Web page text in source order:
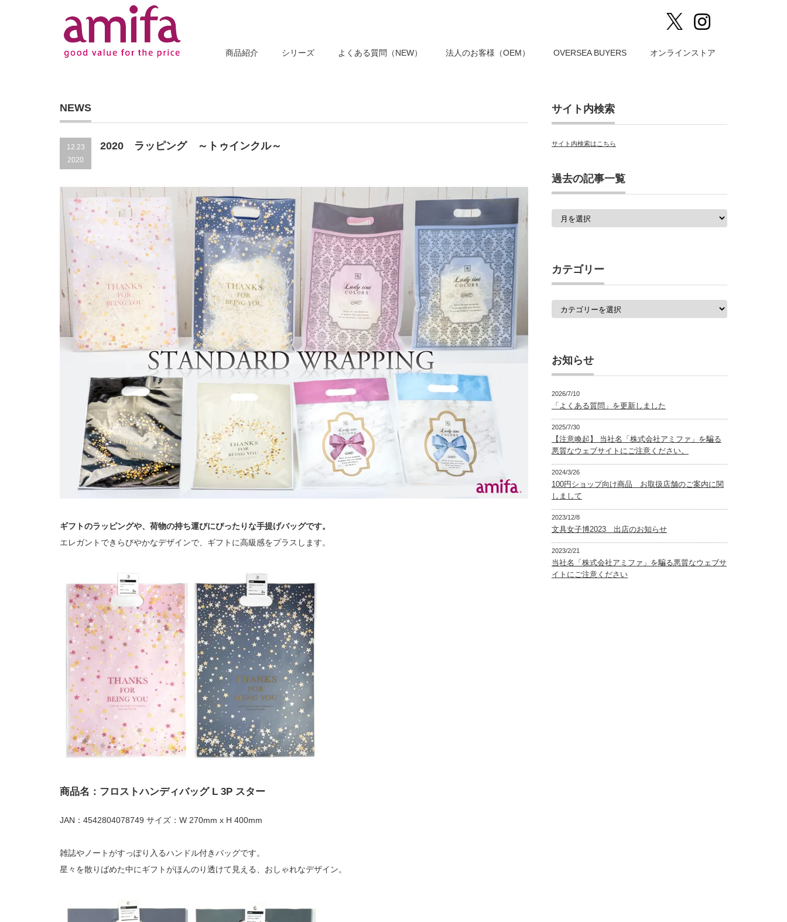
商品紹介 シリーズ よくある質問（NEW） 法人のお客様（OEM） OVERSEA BUYERS オンラインストア
NEWS
12.23
2020
2020 ラッピング ～トゥインクル～
ギフトのラッピングや、荷物の持ち運びにぴったりな手提げバッグです。
エレガントできらびやかなデザインで、ギフトに高級感をプラスします。
商品名：フロストハンディバッグ L 3P スター
JAN：4542804078749 サイズ：W 270mm x H 400mm
雑誌やノートがすっぽり入るハンドル付きバッグです。
星々を散りばめた中にギフトがほんのり透けて見える、おしゃれなデザイン。
サイト内検索
サイト内検索はこちら
過去の記事一覧
過
覧
カテゴリー
カ
お知らせ
2026/7/10
「よくある質問」を更新しました
2025/7/30
【注意喚起】 当社名「株式会社アミファ」を騙る
悪質なウェブサイトにご注意ください。
2024/3/26
100円ショップ向け商品 お取扱店舗のご案内に関
しまして
2023/12/8
文具女子博2023 出店のお知らせ
2023/2/21
当社名「株式会社アミファ」を騙る悪質なウェブサ
イトにご注意ください